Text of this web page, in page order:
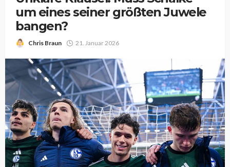
um eines seiner größten Juwele
bangen?
Chris Braun 21. Januar 2026